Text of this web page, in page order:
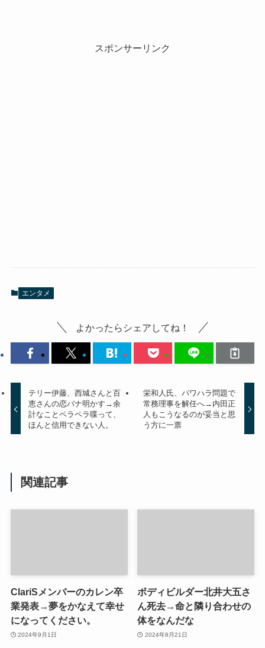
スポンサーリンク
エンタメ
よかったらシェアしてね！
テリー伊藤、西城さんと百
恵さんの恋バナ明かす→余
計なことペラペラ喋って、
ほんと信用できない人。
栄和人氏、パワハラ問題で
常務理事を解任へ→内田正
人もこうなるのが妥当と思
う方に一票
関連記事
ClariSメンバーのカレン卒
業発表→夢をかなえて幸せ
になってください。
2024年9月1日
ボディビルダー北井大五さ
ん死去→命と隣り合わせの
体をなんだな
2024年8月21日